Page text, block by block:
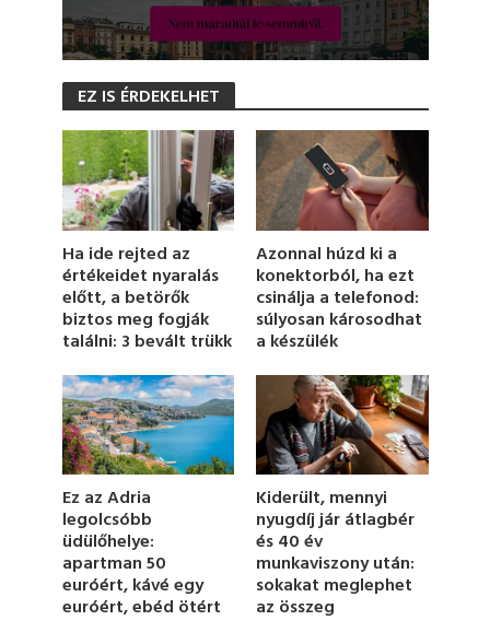
s
n
d
s
o
f
m
i
n
u
t
e
2
4
s
e
c
o
n
d
s
EZ IS ÉRDEKELHET
Ha ide rejted az
értékeidet nyaralás
előtt, a betörők
biztos meg fogják
találni: 3 bevált trükk
Azonnal húzd ki a
konektorból, ha ezt
csinálja a telefonod:
súlyosan károsodhat
a készülék
Ez az Adria
legolcsóbb
üdülőhelye:
apartman 50
euróért, kávé egy
euróért, ebéd ötért
Kiderült, mennyi
nyugdíj jár átlagbér
és 40 év
munkaviszony után:
sokakat meglephet
az összeg